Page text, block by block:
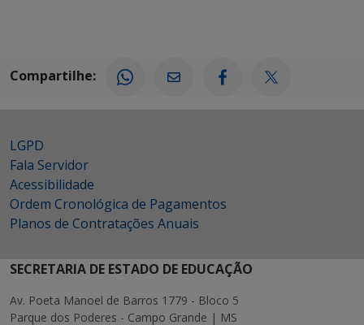
Compartilhe:
LGPD
Fala Servidor
Acessibilidade
Ordem Cronológica de Pagamentos
Planos de Contratações Anuais
SECRETARIA DE ESTADO DE EDUCAÇÃO
Av. Poeta Manoel de Barros 1779 - Bloco 5
Parque dos Poderes - Campo Grande | MS